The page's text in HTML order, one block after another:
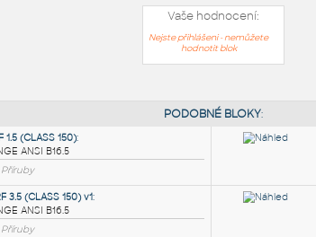
Vaše hodnocení:
Nejste přihlášeni - nemůžete
hodnotit blok